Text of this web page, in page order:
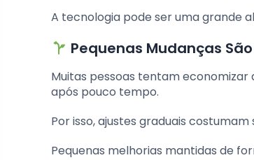
A tecnologia pode ser uma grande
Pequenas Mudanças
Muitas pessoas tentam
após pouco tempo.
Por isso, ajustes graduais costumam
Pequenas melhorias mantidas de